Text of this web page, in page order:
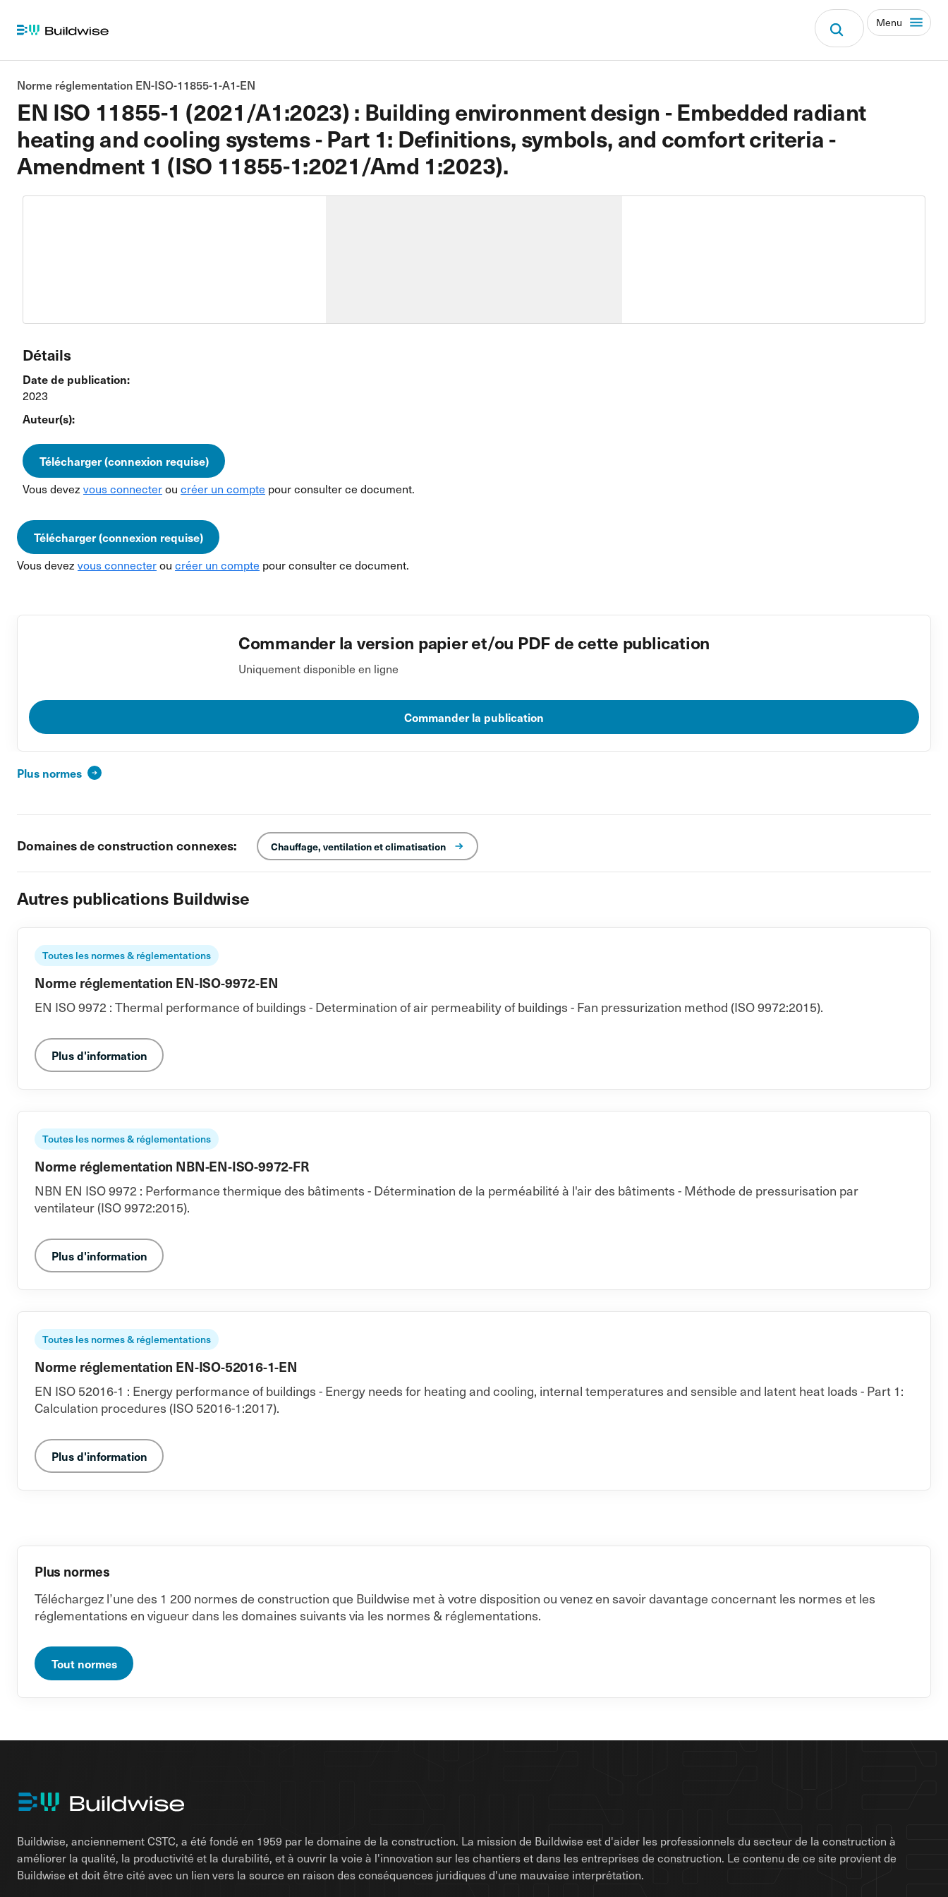
Menu
EN ISO 11855-1 (2021/A1:2023) : Building environment design - Embedded radiant
heating and cooling systems - Part 1: Definitions, symbols, and comfort criteria -
Amendment 1 (ISO 11855-1:2021/Amd 1:2023).
Norme réglementation EN-ISO-11855-1-A1-EN
Détails
Date de publication:
2023
Auteur(s):
Télécharger (connexion requise)
Vous devez vous connecterou créer un compte pour consulter ce document.
Télécharger (connexion requise)
Vous devez vous connecterou créer un compte pour consulter ce document.
Commander la version papier et/ou PDF de cette publication
Uniquement disponible en ligne
Commander la publication
Plus normes
Domaines de construction connexes: Chauffage, ventilation et climatisation
Autres publications Buildwise
Toutes les normes & réglementations
Norme réglementation EN-ISO-9972-EN
EN ISO 9972 : Thermal performance of buildings - Determination of air permeability of buildings - Fan pressurization method (ISO 9972:2015).
Plus d'information
Toutes les normes & réglementations
Norme réglementation NBN-EN-ISO-9972-FR
NBN EN ISO 9972 : Performance thermique des bâtiments - Détermination de la perméabilité à l'air des bâtiments - Méthode de pressurisation par
ventilateur (ISO 9972:2015).
Plus d'information
Toutes les normes & réglementations
Norme réglementation EN-ISO-52016-1-EN
EN ISO 52016-1 : Energy performance of buildings - Energy needs for heating and cooling, internal temperatures and sensible and latent heat loads - Part 1:
Calculation procedures (ISO 52016-1:2017).
Plus d'information
Plus normes
Téléchargez l’une des 1 200 normes de construction que Buildwise met à votre disposition ou venez en savoir davantage concernant les normes et les
réglementations en vigueur dans les domaines suivants via les normes & réglementations.
Tout normes
Buildwise, anciennement CSTC, a été fondé en 1959 par le domaine de la construction. La mission de Buildwise est d'aider les professionnels du secteur de la construction à
améliorer la qualité, la productivité et la durabilité, et à ouvrir la voie à l'innovation sur les chantiers et dans les entreprises de construction. Le contenu de ce site provient de
Buildwise et doit être cité avec un lien vers la source en raison des conséquences juridiques d'une mauvaise interprétation.